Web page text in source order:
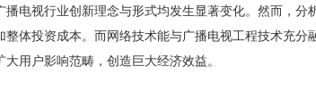
电视行业创新理念与形式均发生显著变化。然而，
体投资成本。而网络技术能与广播电视工程技术充
用户影响范畴，创造巨大经济效益。